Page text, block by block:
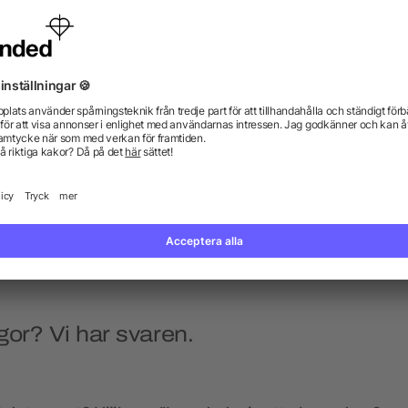
Foxy korkskruv
från 12,03 kr
Vi har svaren.